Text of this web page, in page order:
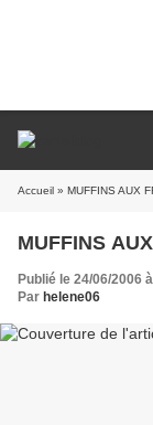
Accueil » MUFFINS AUX
MUFFINS
Publié le 24/06/2006
Par helene06